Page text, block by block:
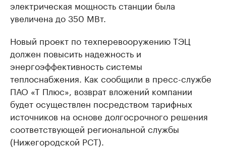
электрическая мощность станции была
увеличена до 350 МВт.
Новый проект по техперевооружению ТЭЦ
должен повысить надежность и
энергоэффективность системы
теплоснабжения. Как сообщили в пресс-службе
ПАО «Т Плюс», возврат вложений компании
будет осуществлен посредством тарифных
источников на основе долгосрочного решения
соответствующей региональной службы
(Нижегородской РСТ).